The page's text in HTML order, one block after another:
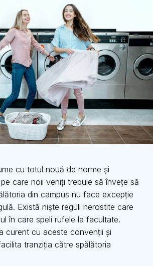
cu totul nouă de norme și
care noii veniți trebuie să învețe să
din campus nu face excepție
Există niște reguli nerostite care
în care speli rufele la facultate.
curent cu aceste convenții și
tranziția către spălătoria